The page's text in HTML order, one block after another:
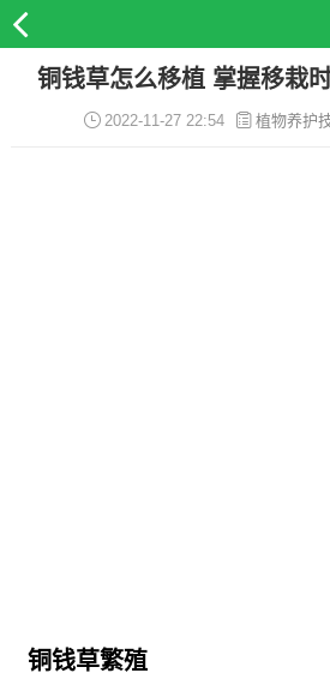
铜钱草怎么移植 掌握移栽
2022-11-27 22:54 植物养护
铜钱草繁殖